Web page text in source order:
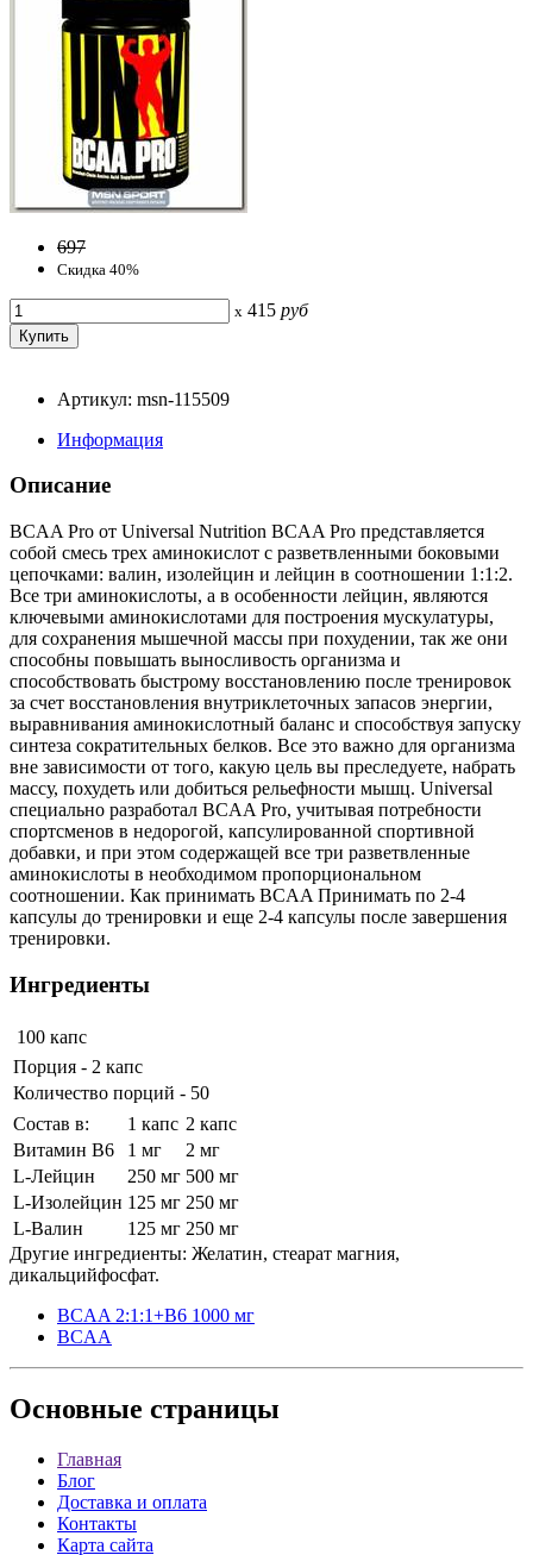
697
Скидка 40%
x 415 руб
Артикул: msn-115509
Информация
Описание
BCAA Pro от Universal Nutrition BCAA Pro представляется
собой смесь трех аминокислот с разветвленными боковыми
цепочками: валин, изолейцин и лейцин в соотношении 1:1:2.
Все три аминокислоты, а в особенности лейцин, являются
ключевыми аминокислотами для построения мускулатуры,
для сохранения мышечной массы при похудении, так же они
способны повышать выносливость организма и
способствовать быстрому восстановлению после тренировок
за счет восстановления внутриклеточных запасов энергии,
выравнивания аминокислотный баланс и способствуя запуску
синтеза сократительных белков. Все это важно для организма
вне зависимости от того, какую цель вы преследуете, набрать
массу, похудеть или добиться рельефности мышц. Universal
специально разработал BCAA Pro, учитывая потребности
спортсменов в недорогой, капсулированной спортивной
добавки, и при этом содержащей все три разветвленные
аминокислоты в необходимом пропорциональном
соотношении. Как принимать BCAA Принимать по 2-4
капсулы до тренировки и еще 2-4 капсулы после завершения
тренировки.
Ингредиенты
100 капс
Порция - 2 капс
Количество порций - 50
Состав в:
1 капс 2 капс
Витамин B6
1 мг
2 мг
L-Лейцин
250 мг 500 мг
L-Изолейцин 125 мг 250 мг
L-Валин
125 мг 250 мг
Другие ингредиенты: Желатин, стеарат магния,
дикальцийфосфат.
BCAA 2:1:1+B6 1000 мг
BCAA
Основные страницы
Главная
Блог
Доставка и оплата
Контакты
Карта сайта